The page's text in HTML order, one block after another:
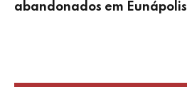
abandonados em Eunápolis